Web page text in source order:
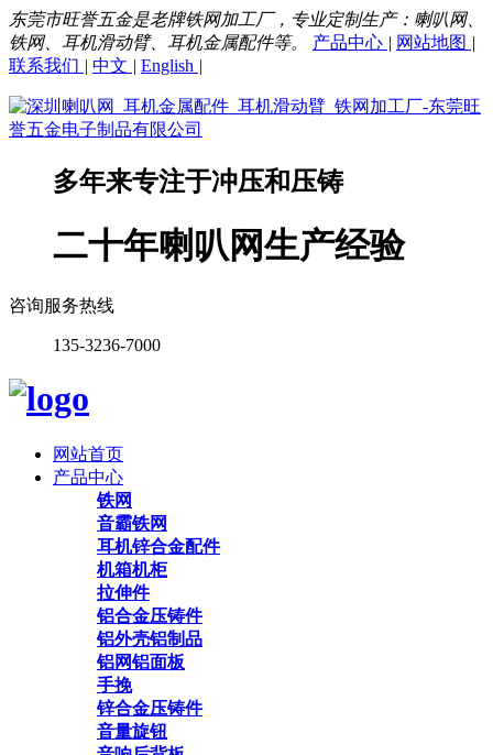
东莞市旺誉五金是老牌铁网加工厂，专业定制生产：喇叭网、
铁网、耳机滑动臂、耳机金属配件等。
产品中心 | 网站地图 |
联系我们 | 中文 | English |
多年来专注于冲压和压铸
二十年喇叭网生产经验
咨询服务热线
135-3236-7000
网站首页
产品中心
铁网
音霸铁网
耳机锌合金配件
机箱机柜
拉伸件
铝合金压铸件
铝外壳铝制品
铝网铝面板
手挽
锌合金压铸件
音量旋钮